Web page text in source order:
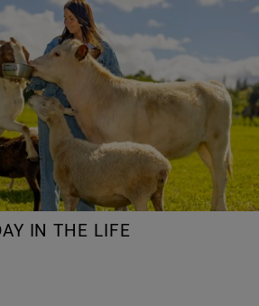
IN THE LIFE